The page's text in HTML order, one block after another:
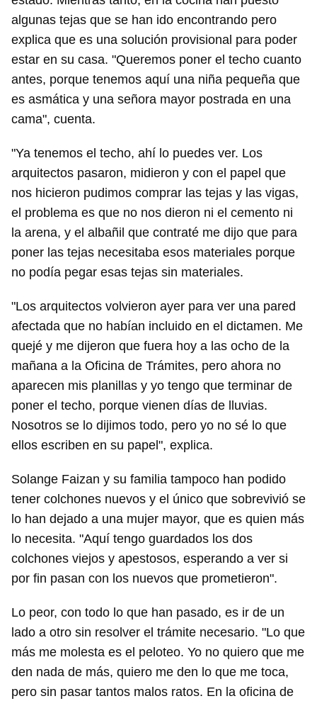
algunas tejas que se han ido encontrando pero
explica que es una solución provisional para poder
estar en su casa. "Queremos poner el techo cuanto
antes, porque tenemos aquí una niña pequeña que
es asmática y una señora mayor postrada en una
cama", cuenta.
"Ya tenemos el techo, ahí lo puedes ver. Los
arquitectos pasaron, midieron y con el papel que
nos hicieron pudimos comprar las tejas y las vigas,
el problema es que no nos dieron ni el cemento ni
la arena, y el albañil que contraté me dijo que para
poner las tejas necesitaba esos materiales porque
no podía pegar esas tejas sin materiales.
"Los arquitectos volvieron ayer para ver una pared
afectada que no habían incluido en el dictamen. Me
quejé y me dijeron que fuera hoy a las ocho de la
mañana a la Oficina de Trámites, pero ahora no
aparecen mis planillas y yo tengo que terminar de
poner el techo, porque vienen días de lluvias.
Nosotros se lo dijimos todo, pero yo no sé lo que
ellos escriben en su papel", explica.
Solange Faizan y su familia tampoco han podido
tener colchones nuevos y el único que sobrevivió se
lo han dejado a una mujer mayor, que es quien más
lo necesita. "Aquí tengo guardados los dos
colchones viejos y apestosos, esperando a ver si
por fin pasan con los nuevos que prometieron".
Lo peor, con todo lo que han pasado, es ir de un
lado a otro sin resolver el trámite necesario. "Lo que
más me molesta es el peloteo. Yo no quiero que me
den nada de más, quiero me den lo que me toca,
pero sin pasar tantos malos ratos. En la oficina de